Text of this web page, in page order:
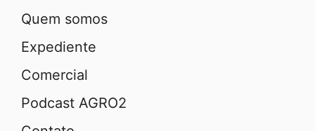
Quem somos
Expediente
Comercial
Podcast AGRO2